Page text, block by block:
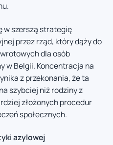
w szerszą strategię
przez rząd, który dąży do
dla osób
w Belgii. Koncentracja na
z przekonania, że ta
szybciej niż rodziny z
złożonych procedur
społecznych.
azylowej